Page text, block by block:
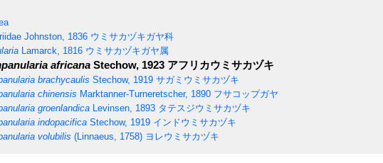
Johnston, 1836 ウミサカヅキガヤ科
Lamarck, 1816 ウミサカヅキガヤ属
africana Stechow, 1923 アフリカウミサカヅキ
brachycaulis Stechow, 1919 サガミウミサカヅキ
chinensis Marktanner-Turneretscher, 1890 フサコップガヤ
groenlandica Levinsen, 1893 タテスジウミサカヅキ
indopacifica Stechow, 1919 インドウミサカヅキ
volubilis (Linnaeus, 1758) ヨレウミサカヅキ